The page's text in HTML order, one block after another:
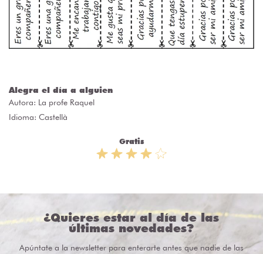
Alegra el día a alguien
Autora: La profe Raquel
Idioma: Castellà
Gratis
¿Quieres estar al día de las
últimas novedades?
Apúntate a la newsletter para enterarte antes que nadie de las